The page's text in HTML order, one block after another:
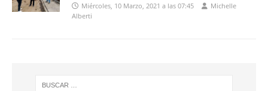
Miércoles, 10 Marzo, 2021 a las 07:45
Michelle
Alberti